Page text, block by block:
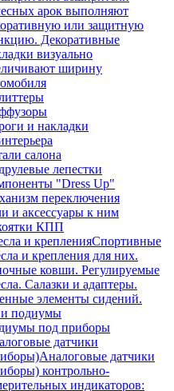
арок выполняют
или защитную
Декоративные
визуально
ширину
и накладки
салона
лепестки
"Dress Up"
переключения
и аксессуары к ним
КПП
и крепленияСпортивные
и крепления для них.
ковши. Регулируемые
Салазки и адаптеры.
элементы сидений.
подиумы
под приборы
датчики
Аналоговые датчики
контрольно-
индикаторов: